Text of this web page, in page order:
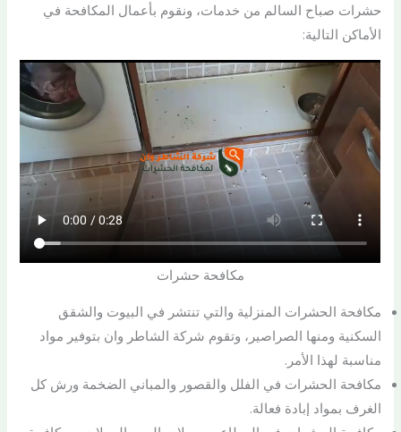
حشرات صباح السالم من خدمات، ونقوم بأعمال المكافحة في
الأماكن التالية:
مكافحة حشرات
مكافحة الحشرات المنزلية والتي تنتشر في البيوت والشقق
السكنية ومنها الصراصير، وتقوم شركة الشاطر وان بتوفير مواد
مناسبة لهذا الأمر.
مكافحة الحشرات في الفلل والقصور والمباني الضخمة ورش كل
الغرف بمواد إبادة فعالة.